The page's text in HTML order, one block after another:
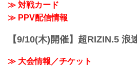
予定時間が前
ご了承くださ
≫ 対戦カード
≫ PPV配信情報
【9/10(木)開催】超RIZIN.5 浪
≫ 大会情報／チケット